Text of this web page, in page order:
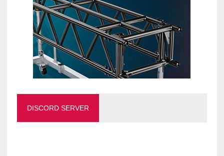
DISCORD SERVER